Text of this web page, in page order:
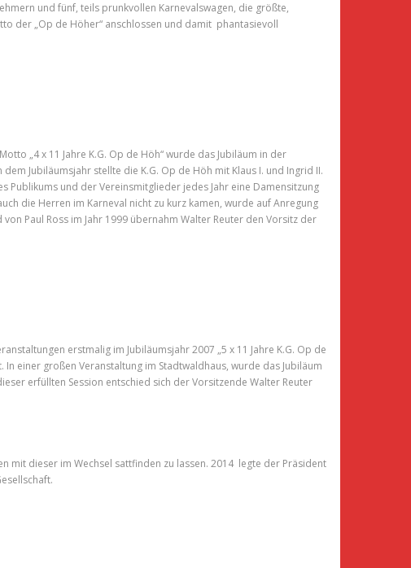
und fünf, teils prunkvollen Karnevalswagen, die größte,
der „Op de Höher“ anschlossen und damit phantasievoll
„4 x 11 Jahre K.G. Op de Höh“ wurde das Jubiläum in der
Jubiläumsjahr stellte die K.G. Op de Höh mit Klaus I. und Ingrid II.
und der Vereinsmitglieder jedes Jahr eine Damensitzung
die Herren im Karneval nicht zu kurz kamen, wurde auf Anregung
Paul Ross im Jahr 1999 übernahm Walter Reuter den Vorsitz der
erstmalig im Jubiläumsjahr 2007 „5 x 11 Jahre K.G. Op de
einer großen Veranstaltung im Stadtwaldhaus, wurde das Jubiläum
erfüllten Session entschied sich der Vorsitzende Walter Reuter
mit dieser im Wechsel sattfinden zu lassen. 2014 legte der Präsident